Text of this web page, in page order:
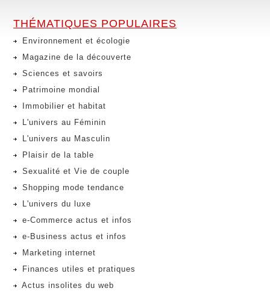
THÉMATIQUES POPULAIRES
Environnement et écologie
Magazine de la découverte
Sciences et savoirs
Patrimoine mondial
Immobilier et habitat
L'univers au Féminin
L'univers au Masculin
Plaisir de la table
Sexualité et Vie de couple
Shopping mode tendance
L'univers du luxe
e-Commerce actus et infos
e-Business actus et infos
Marketing internet
Finances utiles et pratiques
Actus insolites du web